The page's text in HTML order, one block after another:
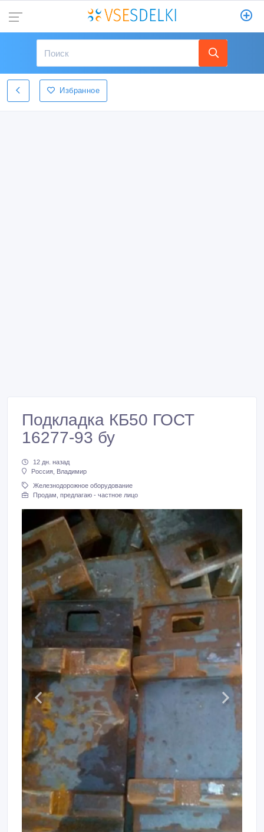
Избранное
Подкладка КБ50 ГОСТ
16277-93 бу
12 дн. назад
Россия, Владимир
Железнодорожное оборудование
Продам, предлагаю - частное лицо